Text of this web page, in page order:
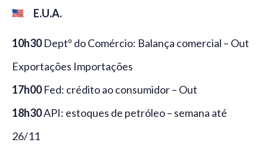
E.U.A.
10h30Deptº do Comércio: Balança comercial – Out
Exportações Importações
17h00Fed: crédito ao consumidor – Out
18h30API: estoques de petróleo – semana até
26/11